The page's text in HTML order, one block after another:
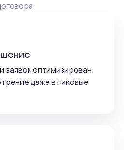
заявок оптимизирован:
даже в пиковые